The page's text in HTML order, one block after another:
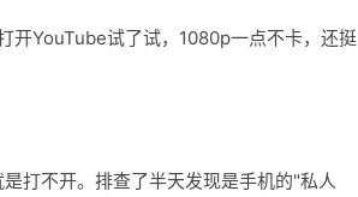
开YouTube试了试，1080p一点不卡，还挺
打不开。排查了半天发现是手机的"私人